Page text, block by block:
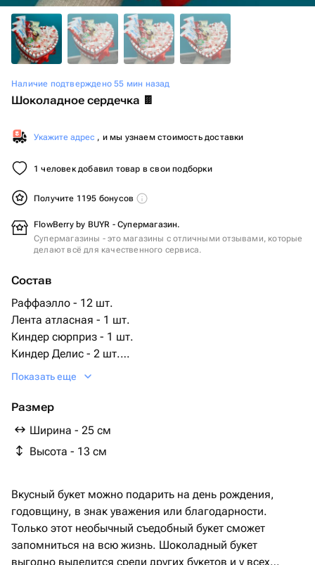
Наличие подтверждено 55 мин назад
Шоколадное сердечка 🍫
Укажите адрес , и мы узнаем стоимость доставки
1 человек добавил товар в свои подборки
Получите 1195 бонусов
FlowBerry by BUYR - Супермагазин.
Супермагазины - это магазины с отличными отзывами, которые
делают всё для качественного сервиса.
Состав
Раффаэлло - 12 шт.
Лента атласная - 1 шт.
Киндер сюрприз - 1 шт.
Киндер Делис - 2 шт.
Сердце коробка - 1 шт.
кирдер шоколад - 32 шт.
Показать еще
Размер
Ширина - 25 см
Высота - 13 см
Вкусный букет можно подарить на день рождения,
годовщину, в знак уважения или благодарности.
Только этот необычный съедобный букет сможет
запомниться на всю жизнь. Шоколадный букет
выгодно выделится среди других букетов и у всех